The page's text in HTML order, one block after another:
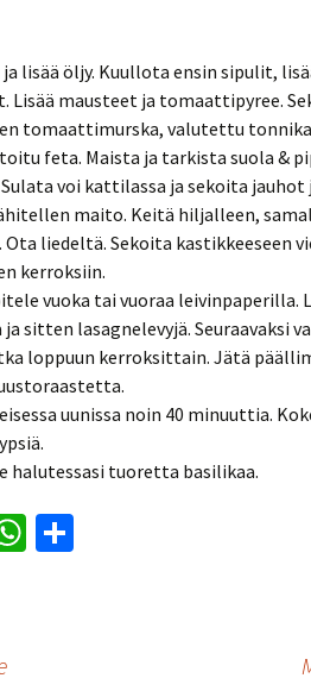
ja lisää öljy. Kuullota ensin sipulit,
Lisää mausteet ja tomaattipyree.
tomaattimurska, valutettu
feta. Maista ja tarkista suola &
voi kattilassa ja sekoita
maito. Keitä hiljalleen,
Ota liedeltä. Sekoita kastikkeeseen
kerroksiin.
vuoka tai vuoraa
sitten lasagnelevyjä. Seuraavaksi
loppuun kerroksittain. Jätä
uunissa noin 40 minuuttia.
halutessasi tuoretta basilikaa.
W